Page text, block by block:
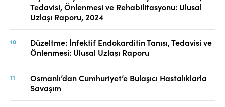
Tedavisi, Önlenmesi ve Rehabilitasyonu: Ulusal
Uzlaşı Raporu, 2024
Düzeltme: İnfektif Endokarditin Tanısı, Tedavisi ve
Önlenmesi: Ulusal Uzlaşı Raporu
Osmanlı’dan Cumhuriyet’e Bulaşıcı Hastalıklarla
Savaşım